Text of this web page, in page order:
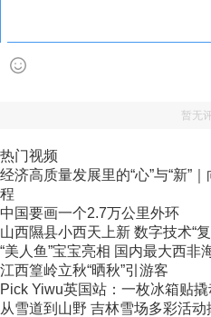
暂无
热门视频
经济高质量发展里的“心”与“新”
程
中国要画一个2.7万公里外环
山西隰县小西天上新 数字技术“复
“美人鱼”宝宝亮相 国内最大西非
江西篁岭立秋“晒秋”引游客
Pick Yiwu英国站：一枚冰箱贴撬
从雪道到山野 吉林雪场多彩活